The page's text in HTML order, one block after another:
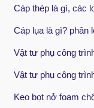
Cáp thép là gì, các
Cáp lụa là gì? phân
Vật tư phụ công
Vật tư phụ công
Keo bọt nở foam